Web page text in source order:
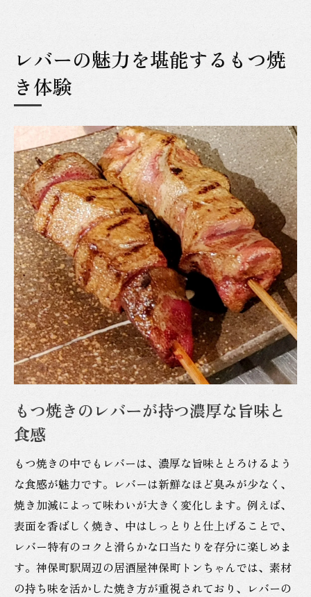
もつ焼き体験を一層深めるレバーの楽しみ
方
神保町駅周辺で味わう絶品もつ焼き
居酒屋で楽しむ新鮮レバーとホルモンの魅
力
もつ焼き選びに迷ったらレバーを味わう理
由
神保町のもつ焼きで感じる部位ごとの個性
もつ焼きが美味しい居酒屋の特徴を解説
レバーやホルモン料理で広がる神保町の夜
もつ焼き好き必見レバーの美味しさとは
もつ焼きの中でも人気のレバーの魅力
レバーの焼き加減が美味しさを左右する理
由
神保町駅周辺のもつ焼きで味比べを楽しむ
ホルモン料理とレバーの違いを知るポイン
ト
もつ焼き初心者におすすめのレバー体験
ホルモン料理で楽しむ神保町の夜
神保町のもつ焼きでホルモン三昧の夜を
レバーやシロを楽しめる居酒屋の探し方
もつ焼きとホルモンの部位ごとの違い
レバー料理が人気のホルモン居酒屋とは
レバーの魅力を堪能するもつ焼
き体験
もつ焼きのレバーが持つ濃厚な旨味と
食感
もつ焼きの中でもレバーは、濃厚な旨味ととろけるよう
な食感が魅力です。レバーは新鮮なほど臭みが少なく、
焼き加減によって味わいが大きく変化します。例えば、
表面を香ばしく焼き、中はしっとりと仕上げることで、
レバー特有のコクと滑らかな口当たりを存分に楽しめま
す。神保町駅周辺の居酒屋神保町トンちゃんでは、素材
の持ち味を活かした焼き方が重視されており、レバーの